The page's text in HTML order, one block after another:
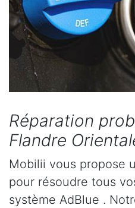
Réparation
Flandre
Mobilii vous propose
pour résoudre tous
système AdBlue .